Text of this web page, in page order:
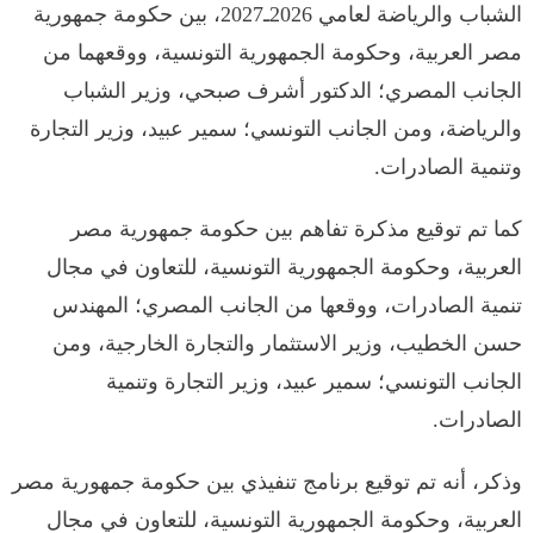
الشباب والرياضة لعامي 2026ـ2027، بين حكومة جمهورية
مصر العربية، وحكومة الجمهورية التونسية، ووقعهما من
الجانب المصري؛ الدكتور أشرف صبحي، وزير الشباب
والرياضة، ومن الجانب التونسي؛ سمير عبيد، وزير التجارة
وتنمية الصادرات.
كما تم توقيع مذكرة تفاهم بين حكومة جمهورية مصر
العربية، وحكومة الجمهورية التونسية، للتعاون في مجال
تنمية الصادرات، ووقعها من الجانب المصري؛ المهندس
حسن الخطيب، وزير الاستثمار والتجارة الخارجية، ومن
الجانب التونسي؛ سمير عبيد، وزير التجارة وتنمية
الصادرات.
وذكر، أنه تم توقيع برنامج تنفيذي بين حكومة جمهورية مصر
العربية، وحكومة الجمهورية التونسية، للتعاون في مجال